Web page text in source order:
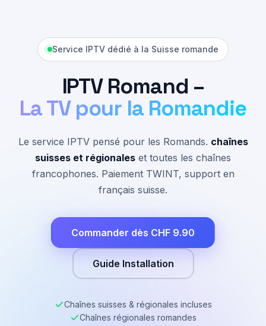
Service IPTV dédié à la Suisse romande
IPTV Romand –
La TV pour la Romandie
Le service IPTV pensé pour les Romands. chaînes
suisses et régionales et toutes les chaînes
francophones. Paiement TWINT, support en
français suisse.
Commander dès CHF 9.90
Guide Installation
Chaînes suisses & régionales incluses
Chaînes régionales romandes